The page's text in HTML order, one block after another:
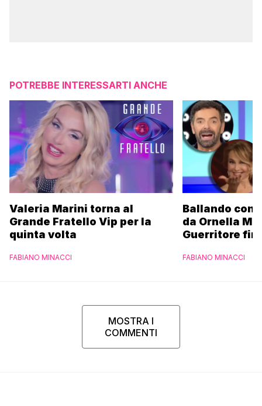
POTREBBE INTERESSARTI ANCHE
Valeria Marini torna al
Grande Fratello Vip per la
quinta volta
FABIANO MINACCI
Ballando con
da Ornella
Guerritore
l’esclusiva di
FABIANO MINACCI
MOSTRA I
COMMENTI